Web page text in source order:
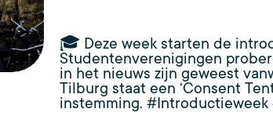
🎓 Deze week starten de
Studentenverenigingen
in het nieuws zijn geweest
Tilburg staat een ‘Consent
instemming.